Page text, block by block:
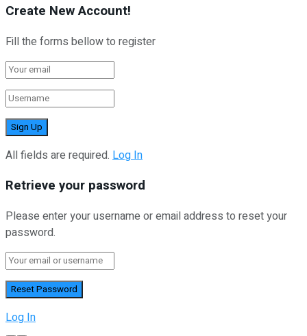
Create New Account!
Fill the forms bellow to register
All fields are required. Log In
Retrieve your password
Please enter your username or email address to reset your
password.
Log In